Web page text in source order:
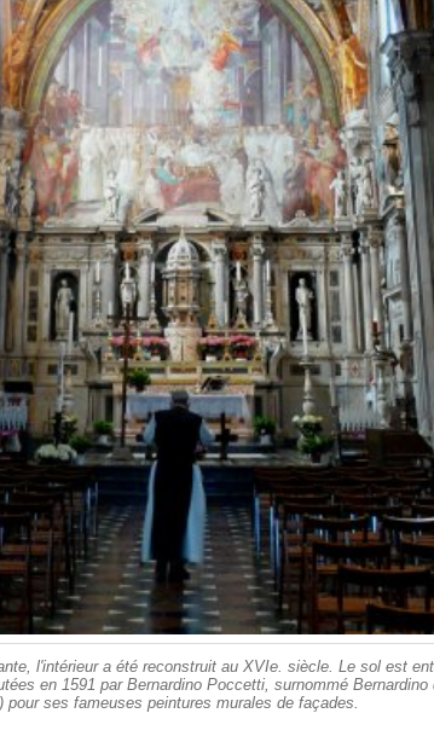
l'intérieur a été reconstruit au XVIe. siècle. Le sol est
en 1591 par Bernardino Poccetti, surnommé
pour ses fameuses peintures murales de façades.